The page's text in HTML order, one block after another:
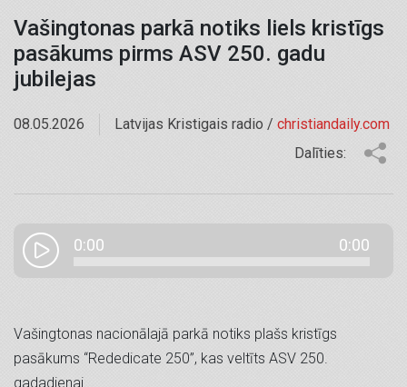
Vašingtonas parkā notiks liels kristīgs
pasākums pirms ASV 250. gadu
jubilejas
08.05.2026 Latvijas Kristigais radio / christiandaily.com
Dalīties:
0:00 0:00
Vašingtonas nacionālajā parkā notiks plašs kristīgs
pasākums “Rededicate 250”, kas veltīts ASV 250.
gadadienai.